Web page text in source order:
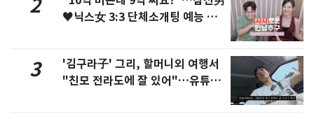
2
♥닉스女 3:3 단체소개팅 예능 화
3
'김구라子' 그리, 할머니외 여행서
"친모 전라도에 잘 있어"…유튜브